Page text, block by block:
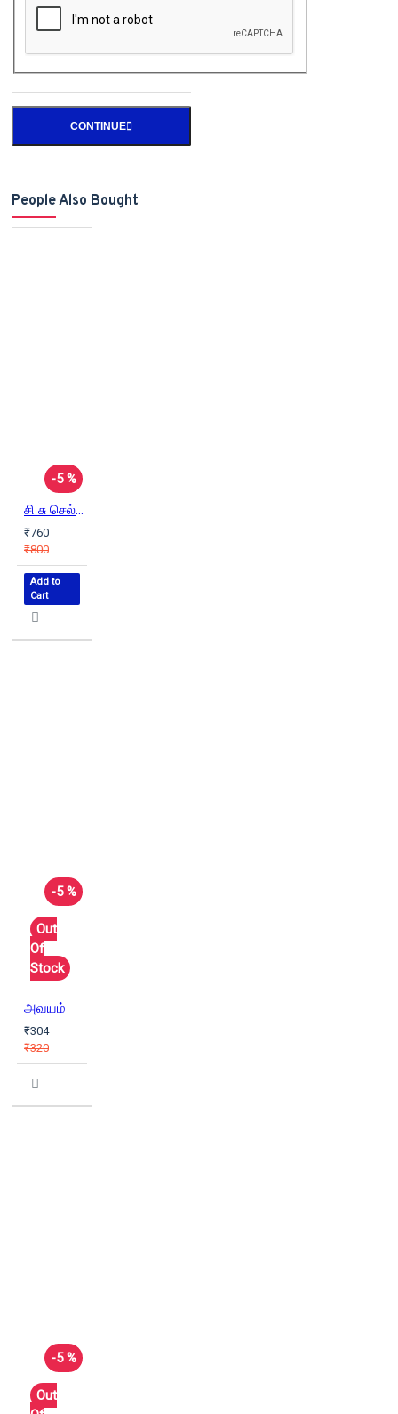
CONTINUE
People Also Bought
-5 %
சி சு செல்லப்பா சிறுகதைகள்
₹760
₹800
Add to
Cart
-5 %
Out
Of
Stock
அவயம்
₹304
₹320
-5 %
Out